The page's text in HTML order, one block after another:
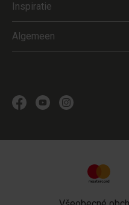
Inspiratie
Algemeen